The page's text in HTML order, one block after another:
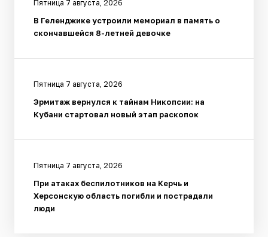
Пятница 7 августа, 2026
В Геленджике устроили мемориал в память о
скончавшейся 8-летней девочке
Пятница 7 августа, 2026
Эрмитаж вернулся к тайнам Никопсии: на
Кубани стартовал новый этап раскопок
Пятница 7 августа, 2026
При атаках беспилотников на Керчь и
Херсонскую область погибли и пострадали
люди